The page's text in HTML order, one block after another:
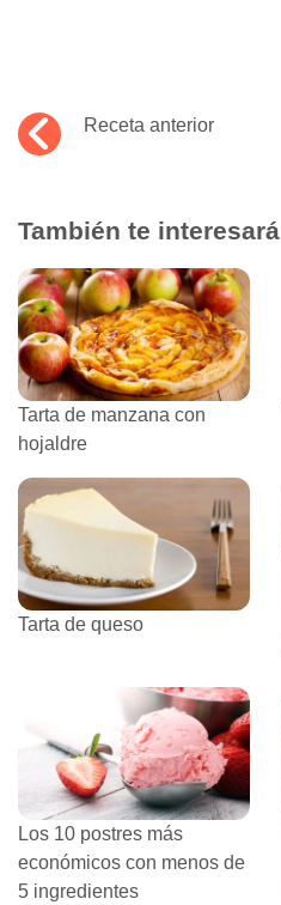
Receta anterior
También te interesará
Tarta de manzana con
hojaldre
Tarta de queso
Los 10 postres más
económicos con menos de
5 ingredientes